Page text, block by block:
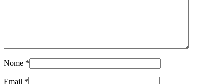
Nome *
Email *